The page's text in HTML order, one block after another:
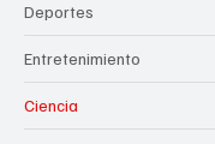
Deportes
Entretenimiento
Ciencia